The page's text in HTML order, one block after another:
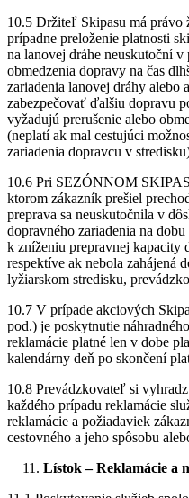
10.5 Držiteľ Skipasu má právo
prípadne preloženie platnosti
na lanovej dráhe neuskutoční v
obmedzenia dopravy na čas
zariadenia lanovej dráhy alebo
zabezpečovať ďalšiu dopravu
vyžadujú prerušenie alebo
(neplatí ak mal cestujúci
zariadenia dopravcu v
10.6 Pri SEZÓNNOM
ktorom zákazník prešiel
preprava sa neuskutočnila v
dopravného zariadenia na
k zníženiu prepravnej kapacity
respektíve ak nebola zahájená
lyžiarskom stredisku,
10.7 V prípade akciových
pod.) je poskytnutie
reklamácie platné len v dobe
kalendárny deň po skončení
10.8 Prevádzkovateľ si
každého prípadu reklamácie
reklamácie a požiadaviek
cestovného a jeho spôsobu
Lístok – Reklamácie a